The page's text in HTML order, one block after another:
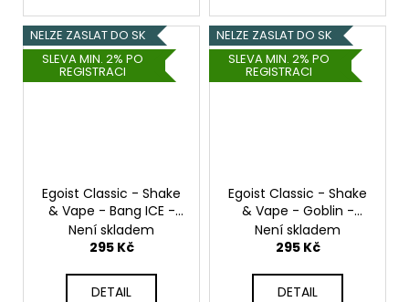
NELZE ZASLAT DO SK
SLEVA MIN. 2% PO
REGISTRACI
Egoist Classic - Shake
& Vape - Bang ICE -
20ml
Není skladem
295 Kč
DETAIL
NELZE ZASLAT DO SK
SLEVA MIN. 2% PO
REGISTRACI
Egoist Classic - Shake
& Vape - Goblin -
20ml
Není skladem
295 Kč
DETAIL